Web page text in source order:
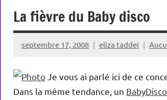
La fièvre du Baby disco
septembre 17, 2008 eliza taddei
Je vous ai parlé ici de ce
Dans la même tendance, un BabyDisco